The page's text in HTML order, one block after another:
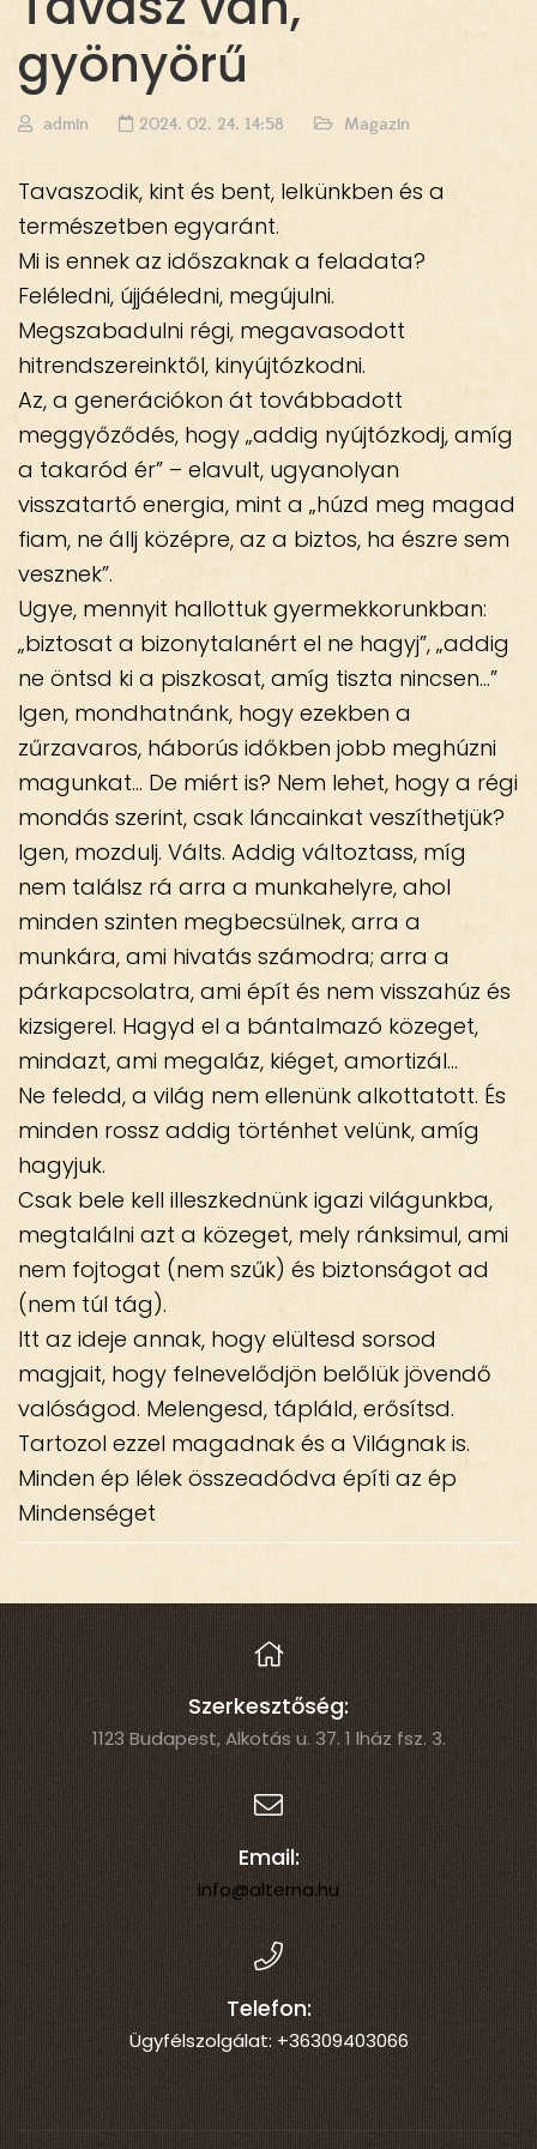
gyönyörű
admin 2024. 02. 24. 14:58 Magazin
Tavaszodik, kint és bent, lelkünkben és a
természetben egyaránt.
Mi is ennek az időszaknak a feladata?
Feléledni, újjáéledni, megújulni.
Megszabadulni régi, megavasodott
hitrendszereinktől, kinyújtózkodni.
Az, a generációkon át továbbadott
meggyőződés, hogy „addig nyújtózkodj, amíg
a takaród ér” – elavult, ugyanolyan
visszatartó energia, mint a „húzd meg magad
fiam, ne állj középre, az a biztos, ha észre sem
vesznek”.
Ugye, mennyit hallottuk gyermekkorunkban:
„biztosat a bizonytalanért el ne hagyj”, „addig
ne öntsd ki a piszkosat, amíg tiszta nincsen…”
Igen, mondhatnánk, hogy ezekben a
zűrzavaros, háborús időkben jobb meghúzni
magunkat… De miért is? Nem lehet, hogy a régi
mondás szerint, csak láncainkat veszíthetjük?
Igen, mozdulj. Válts. Addig változtass, míg
nem találsz rá arra a munkahelyre, ahol
minden szinten megbecsülnek, arra a
munkára, ami hivatás számodra; arra a
párkapcsolatra, ami épít és nem visszahúz és
kizsigerel. Hagyd el a bántalmazó közeget,
mindazt, ami megaláz, kiéget, amortizál…
Ne feledd, a világ nem ellenünk alkottatott. És
minden rossz addig történhet velünk, amíg
hagyjuk.
Csak bele kell illeszkednünk igazi világunkba,
megtalálni azt a közeget, mely ránksimul, ami
nem fojtogat (nem szűk) és biztonságot ad
(nem túl tág).
Itt az ideje annak, hogy elültesd sorsod
magjait, hogy felnevelődjön belőlük jövendő
valóságod. Melengesd, tápláld, erősítsd.
Tartozol ezzel magadnak és a Világnak is.
Minden ép lélek összeadódva építi az ép
Mindenséget
Szerkesztőség:
1123 Budapest, Alkotás u. 37. 1 lház fsz. 3.
Email:
info@alterna.hu
Telefon:
Ügyfélszolgálat: +36309403066